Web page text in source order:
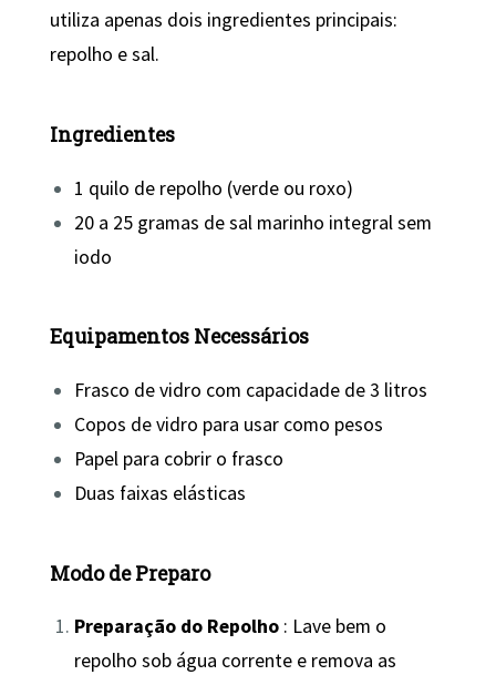
utiliza apenas dois ingredientes principais:
repolho e sal.
Ingredientes
1 quilo de repolho (verde ou roxo)
20 a 25 gramas de sal marinho integral sem
iodo
Equipamentos Necessários
Frasco de vidro com capacidade de 3 litros
Copos de vidro para usar como pesos
Papel para cobrir o frasco
Duas faixas elásticas
Modo de Preparo
Preparação do Repolho : Lave bem o
repolho sob água corrente e remova as